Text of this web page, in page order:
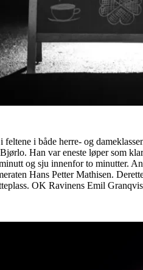
feltene i både herre- og
Han var eneste løper som
og sju innenfor to minutter.
Hans Petter Mathisen.
OK Ravinens Emil